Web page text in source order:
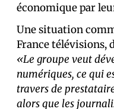
économique par
Une situation
France télévisions,
«Le groupe veut
numériques, ce qui
travers de
alors que les